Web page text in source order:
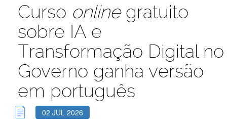
Curso onlinegratuito
sobre IA e
Transformação Digital no
Governo ganha versão
em português
02 JUL 2026